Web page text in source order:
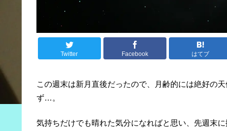
Twitter Facebook はてブ
この週末は新月直後だったので、月齢的には絶好の
ず…。
気持ちだけでも晴れた気分になればと思い、先週末に